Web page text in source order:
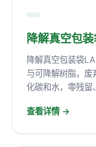
降解真空包
降解真空包装袋
与可降解树脂，废
化碳和水，零残留
查看详情 →